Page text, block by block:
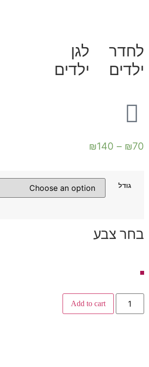
לחדר
ילדים
לגן
ילדים
₪70
–
₪140
גודל
בחר צבע
Add to cart